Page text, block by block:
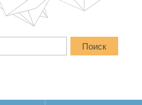
Поиск